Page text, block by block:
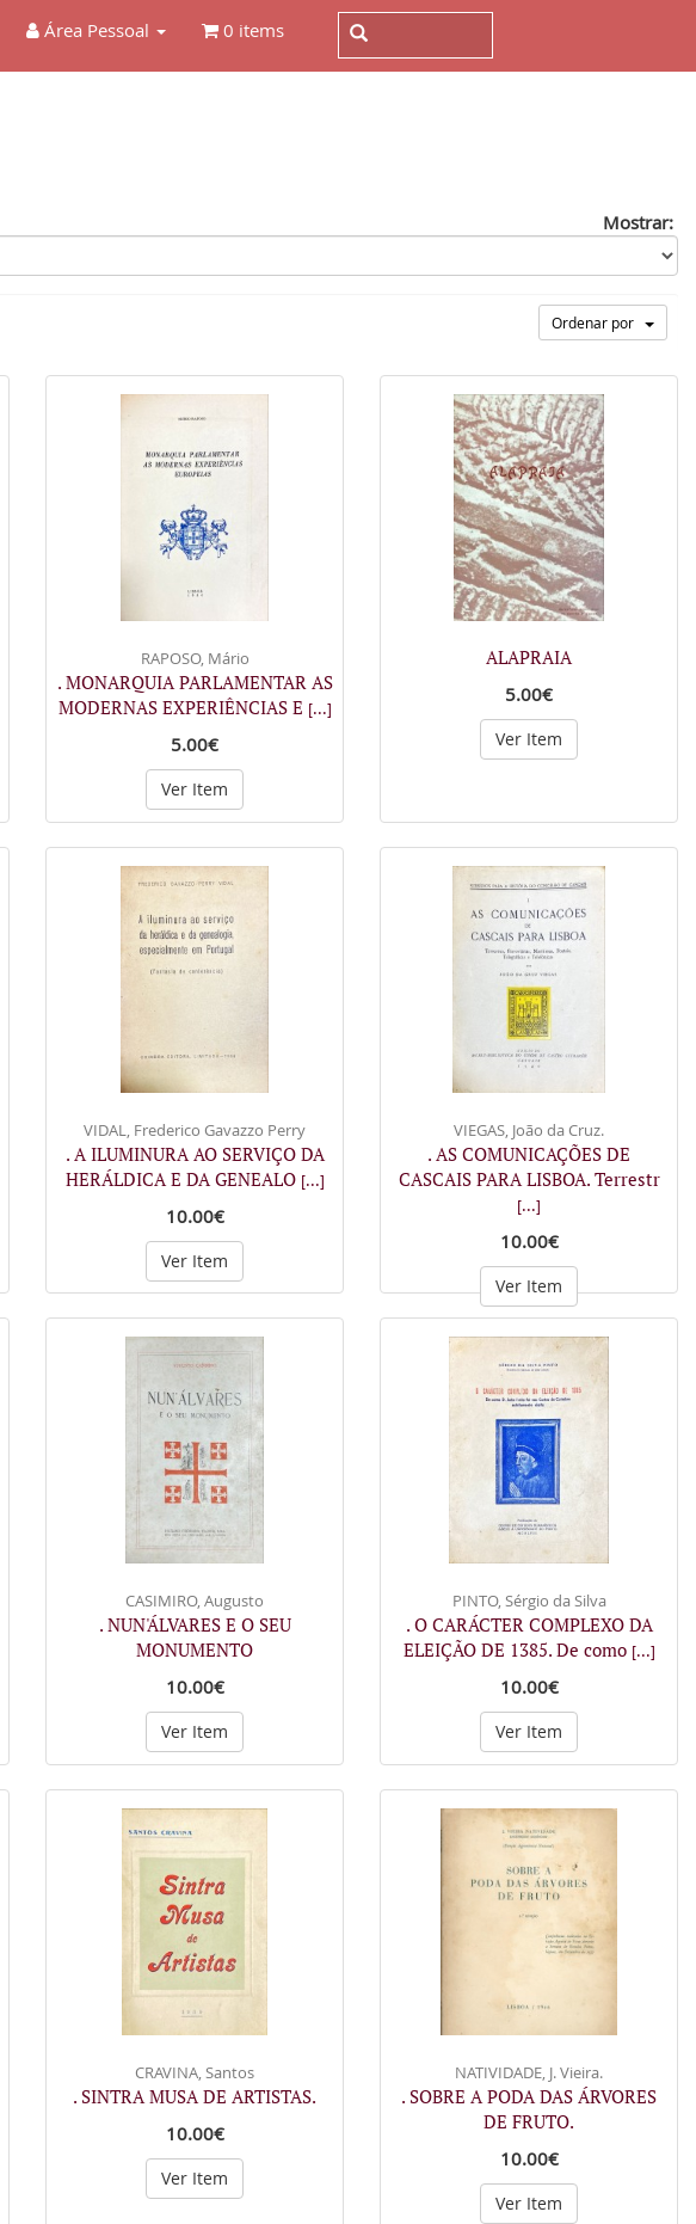
Área Pessoal 0 items
Mostrar:
Ordenar por
RAPOSO, Mário
. MONARQUIA PARLAMENTAR AS
MODERNAS EXPERIÊNCIAS E [...]
5.00€
Ver Item
ALAPRAIA
5.00€
Ver Item
VIDAL, Frederico Gavazzo Perry
. A ILUMINURA AO SERVIÇO DA
HERÁLDICA E DA GENEALO [...]
10.00€
Ver Item
VIEGAS, João da Cruz.
. AS COMUNICAÇÕES DE
CASCAIS PARA LISBOA. Terrestr
[...]
10.00€
Ver Item
CASIMIRO, Augusto
. NUN'ÁLVARES E O SEU
MONUMENTO
10.00€
Ver Item
PINTO, Sérgio da Silva
. O CARÁCTER COMPLEXO DA
ELEIÇÃO DE 1385. De como [...]
10.00€
Ver Item
CRAVINA, Santos
. SINTRA MUSA DE ARTISTAS.
10.00€
Ver Item
NATIVIDADE, J. Vieira.
. SOBRE A PODA DAS ÁRVORES
DE FRUTO.
10.00€
Ver Item